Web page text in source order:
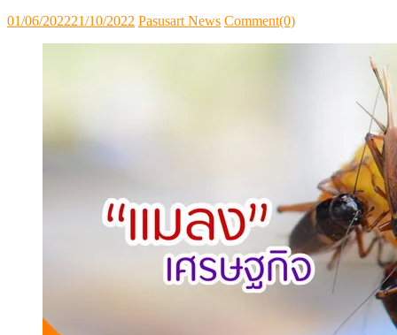
Posted
01/06/202221/10/2022 Author
Pasusart News Comment(0)